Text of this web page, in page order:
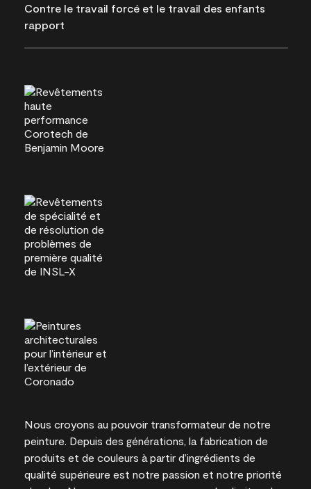
Contre le travail forcé et le travail des enfants
rapport
Nous croyons au pouvoir transformateur de notre
peinture. Depuis des générations, la fabrication de
produits et de couleurs à partir d’ingrédients de
qualité supérieure est notre passion et notre priorité